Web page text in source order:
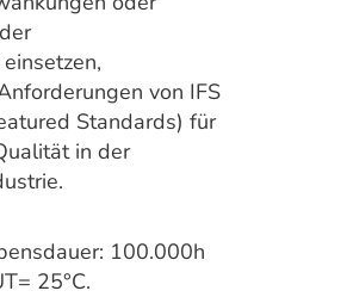
von IFS
Standards) für
in der
100.000h
25°C.